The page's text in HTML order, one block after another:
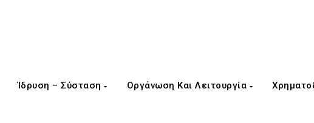
Ίδρυση – Σύσταση Οργάνωση Και Λειτουργία